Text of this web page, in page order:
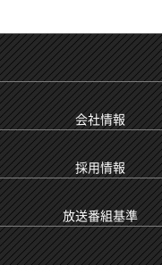
会社情報
採用情報
放送番組基準